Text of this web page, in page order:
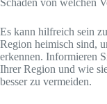
Schäden von welchen
Es kann hilfreich sein
Region heimisch sind,
erkennen. Informieren
Ihrer Region und wie
besser zu vermeiden.